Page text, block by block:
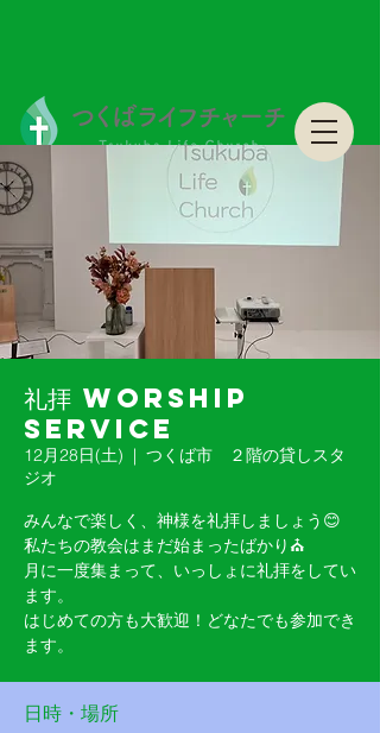
つくばライフチャーチ Tsukuba Life Church
つくばライフチャーチ Tsukuba Life Church
礼拝 Worship
Service
12月28日(土)
  |
つくば市 ２階の貸しスタ
ジオ
みんなで楽しく、神様を礼拝しましょう😊
私たちの教会はまだ始まったばかり⛪️
月に一度集まって、いっしょに礼拝をしてい
ます。
はじめての方も大歓迎！どなたでも参加でき
ます。
日時・場所